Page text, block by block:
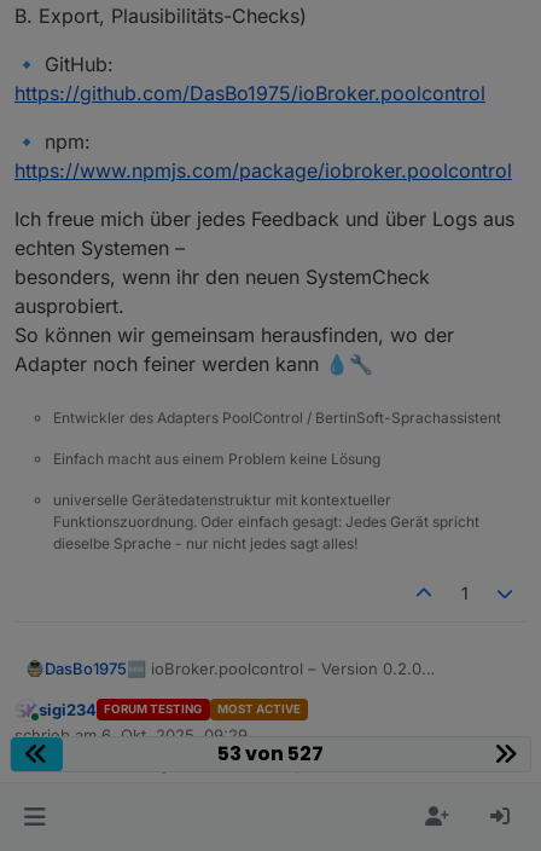
B. Export, Plausibilitäts-Checks)
🔹 GitHub:
https://github.com/DasBo1975/ioBroker.poolcontrol
🔹 npm:
https://www.npmjs.com/package/iobroker.poolcontrol
Ich freue mich über jedes Feedback und über Logs aus
echten Systemen –
besonders, wenn ihr den neuen SystemCheck
ausprobiert.
So können wir gemeinsam herausfinden, wo der
Adapter noch feiner werden kann 💧🔧
Entwickler des Adapters PoolControl / BertinSoft-Sprachassistent
Einfach macht aus einem Problem keine Lösung
universelle Gerätedatenstruktur mit kontextueller
Funktionszuordnung. Oder einfach gesagt: Jedes Gerät spricht
dieselbe Sprache - nur nicht jedes sagt alles!
1
DasBo1975🆕 ioBroker.poolcontrol – Version 0.2.0
Ich habe soeben die neue Version 0.2.0 des
PoolControl-Adapters veröffentlicht.
Sie steht ab sofort auf GitHub und npm zur
Mit dieser Version gibt es einen komplett neuen
Er dient dazu, interne Abläufe zu beobachten und
gezielt zu analysieren – also ideal für alle, die
Online
sigi234 FORUM TESTING MOST ACTIVE
schrieb am 6. Okt. 2025, 09:29
zuletzt editiert von
@dasbo1975 Test Adapter PoolControl
Ich freue mich über jedes Feedback und über Logs
53 von 527